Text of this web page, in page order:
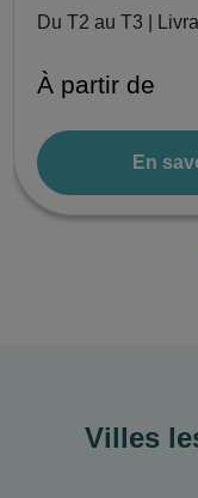
Du T2 au T3 |
À partir de
En
Villes